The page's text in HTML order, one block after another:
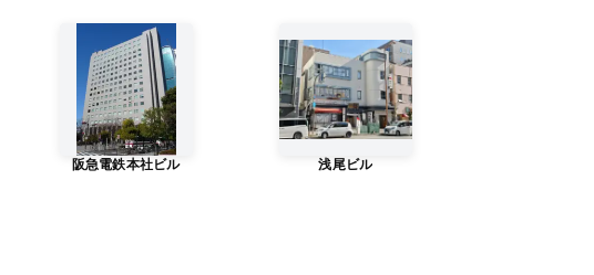
阪急電鉄本社ビル 浅尾ビル